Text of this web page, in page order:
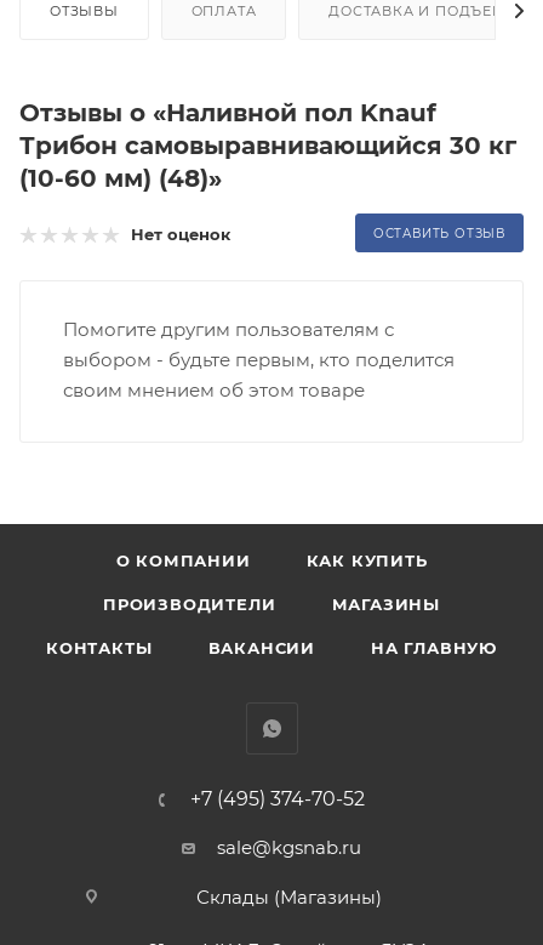
ОТЗЫВЫ ОПЛАТА ДОСТАВКА И ПОДЪЕМ
Отзывы о «Наливной пол Knauf
Трибон самовыравнивающийся 30 кг
(10-60 мм) (48)»
Нет оценок ОСТАВИТЬ ОТЗЫВ
Помогите другим пользователям с
выбором - будьте первым, кто поделится
своим мнением об этом товаре
О КОМПАНИИ КАК КУПИТЬ
ПРОИЗВОДИТЕЛИ МАГАЗИНЫ
КОНТАКТЫ ВАКАНСИИ НА ГЛАВНУЮ
+7 (495) 374-70-52
sale@kgsnab.ru
Склады (Магазины)